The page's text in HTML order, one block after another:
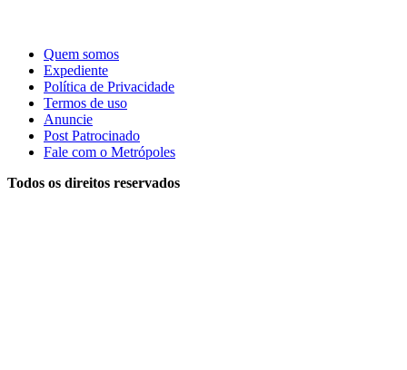
Quem somos
Expediente
Política de Privacidade
Termos de uso
Anuncie
Post Patrocinado
Fale com o Metrópoles
Todos os direitos reservados